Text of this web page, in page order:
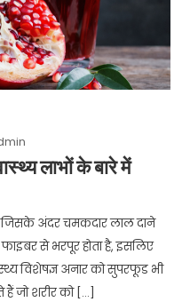
लाभों के बारे में
अंदर चमकदार लाल दाने
से भरपूर होता है, इसलिए
विशेषज्ञ अनार को सुपरफूड भी
जो शरीर को […]